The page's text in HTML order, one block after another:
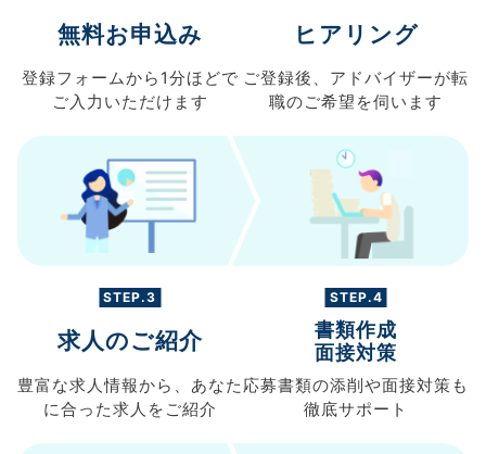
無料お申込み
登録フォームから 1分ほどで
ご入力 いただけます
ヒアリング
ご登録後、 アドバイザーが転
職のご希望を伺います
STEP.3
求人のご紹介
豊富な求人情報から、 あなた
に合った求人を ご紹介
STEP.4
書類作成
面接対策
応募書類の添削や面接対策も
徹底サポート